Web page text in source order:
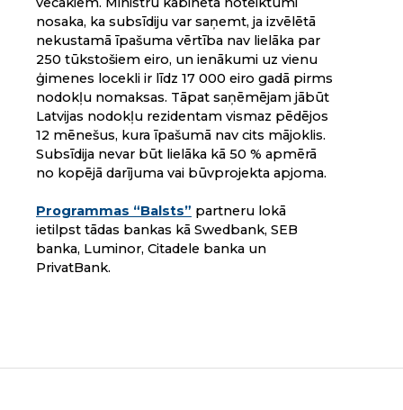
nosaka, ka subsīdiju var saņemt, ja izvēlētā
nekustamā īpašuma vērtība nav lielāka par
250 tūkstošiem eiro, un ienākumi uz vienu
ģimenes locekli ir līdz 17 000 eiro gadā pirms
nodokļu nomaksas. Tāpat saņēmējam jābūt
Latvijas nodokļu rezidentam vismaz pēdējos
12 mēnešus, kura īpašumā nav cits mājoklis.
Subsīdija nevar būt lielāka kā 50 % apmērā
no kopējā darījuma vai būvprojekta apjoma.
Programmas “Balsts” partneru lokā
ietilpst tādas bankas kā Swedbank, SEB
banka, Luminor, Citadele banka un
PrivatBank.